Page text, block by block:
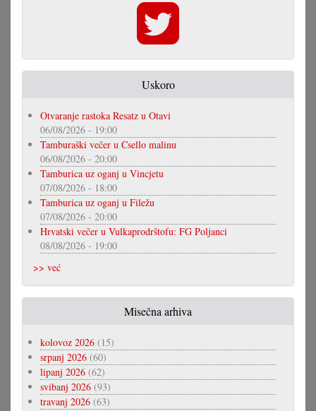
Uskoro
Otvaranje rastoka Resatz u Otavi
06/08/2026 - 19:00
Tamburaški večer u Csello malinu
06/08/2026 - 20:00
Tamburica uz oganj u Vincjetu
07/08/2026 - 18:00
Tamburica uz oganj u Filežu
07/08/2026 - 20:00
Hrvatski večer u Vulkaprodrštofu: FG Poljanci
08/08/2026 - 19:00
>> već
Misečna arhiva
kolovoz 2026 (15)
srpanj 2026 (60)
lipanj 2026 (62)
svibanj 2026 (93)
travanj 2026 (63)